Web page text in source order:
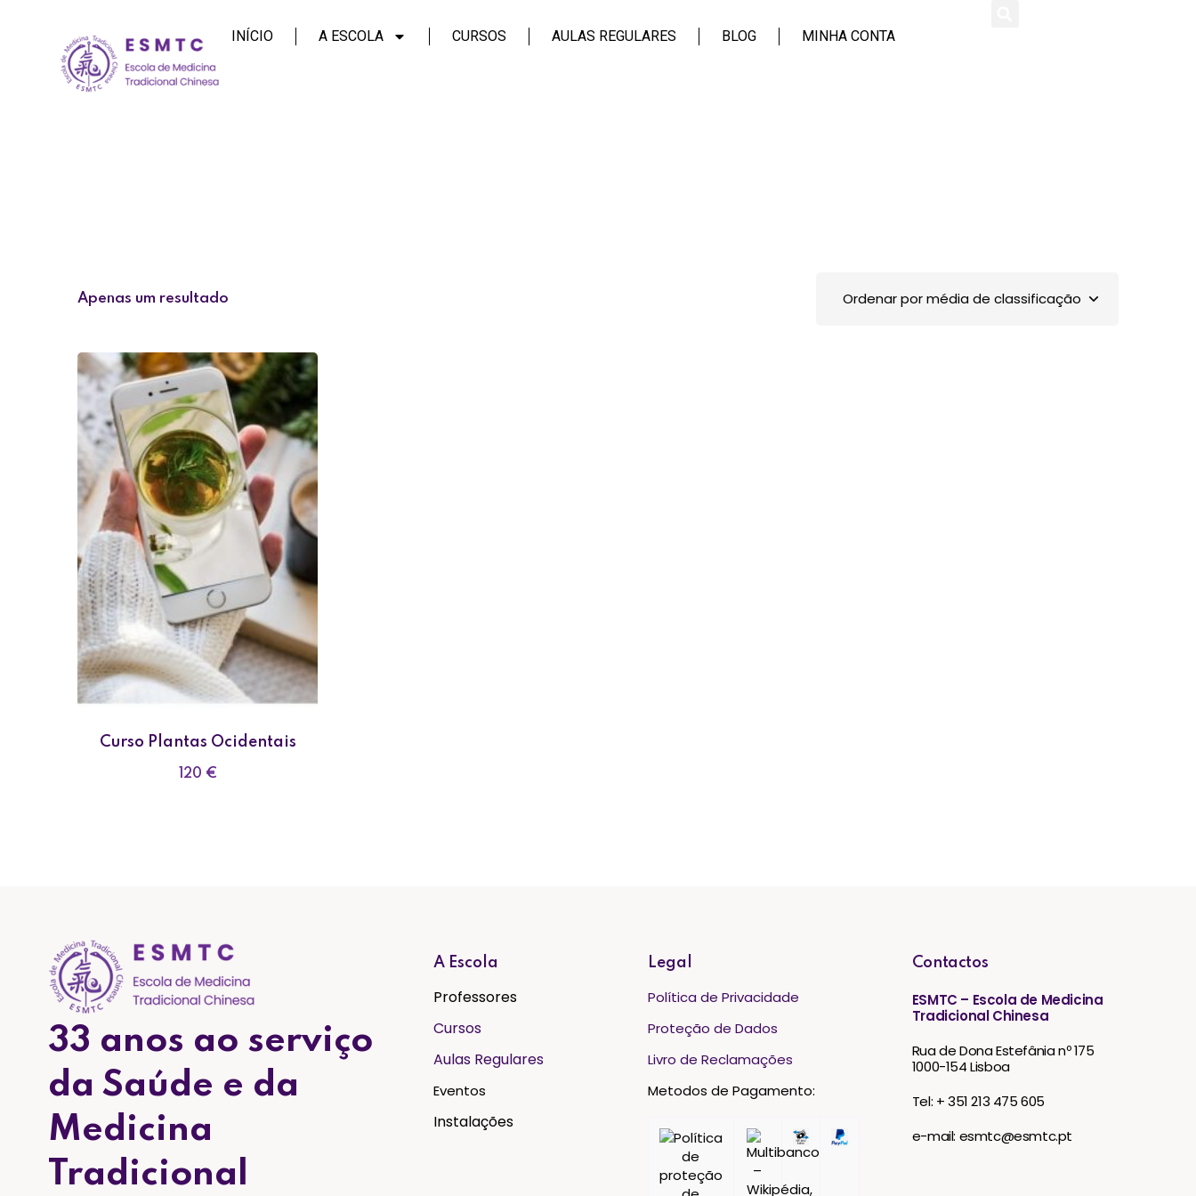
INÍCIO A ESCOLA CURSOS AULAS REGULARES BLOG MINHA CONTA
Apenas um resultado
Curso Plantas Ocidentais
120 €
33 anos ao serviço
da Saúde e da
Medicina
Tradicional
A Escola
Professores
Cursos
Aulas Regulares
Eventos
Instalações
Legal
Política de Privacidade
Proteção de Dados
Livro de Reclamações
Metodos de Pagamento:
Contactos
ESMTC – Escola de Medicina
Tradicional Chinesa
Rua de Dona Estefânia nº 175
1000-154 Lisboa
Tel: + 351 213 475 605
e-mail: esmtc@esmtc.pt